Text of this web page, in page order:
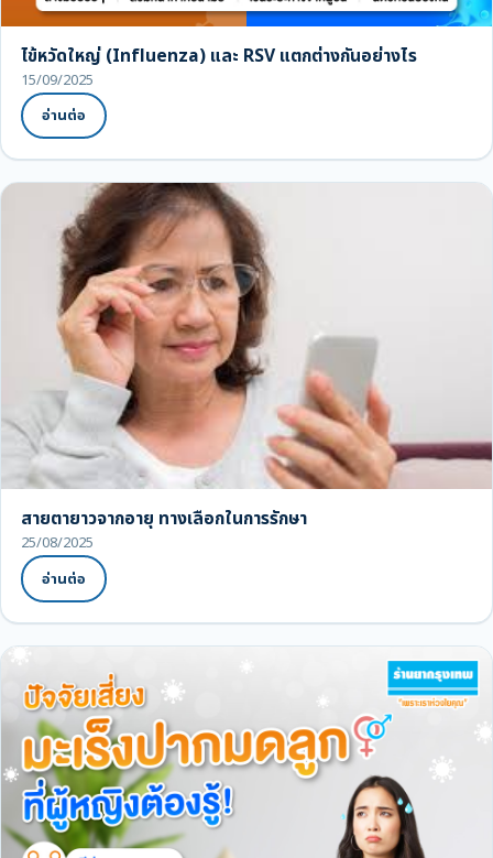
ไข้หวัดใหญ่ (Influenza) และ RSV แตกต่างกันอย่างไร
15/09/2025
อ่านต่อ
สายตายาวจากอายุ ทางเลือกในการรักษา
25/08/2025
อ่านต่อ